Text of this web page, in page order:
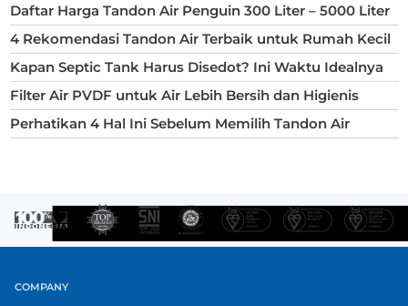
Daftar Harga Tandon Air Penguin 300 Liter – 5000 Liter
4 Rekomendasi Tandon Air Terbaik untuk Rumah Kecil
Kapan Septic Tank Harus Disedot? Ini Waktu Idealnya
Filter Air PVDF untuk Air Lebih Bersih dan Higienis
Perhatikan 4 Hal Ini Sebelum Memilih Tandon Air
COMPANY